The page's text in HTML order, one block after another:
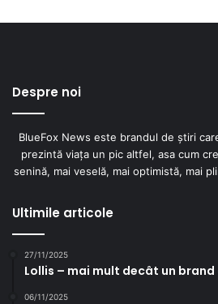
Despre noi
BlueFox News este brandul de știri
prezintă viața un pic altfel, asa cum
senină, mai veselă, mai optimistă, mai
Ultimile articole
27/11/2025
Lollis – mai mult decât un
06/11/2025